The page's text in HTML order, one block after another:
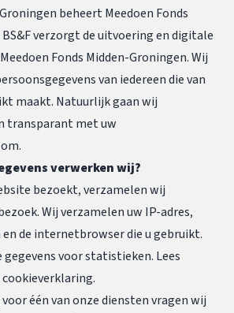
beheert Meedoen Fonds
verzorgt de uitvoering en digitale
Fonds Midden-Groningen. Wij
van iedereen die van
maakt. Natuurlijk gaan wij
transparant met uw
verwerken wij?
bezoekt, verzamelen wij
Wij verzamelen uw IP-adres,
de internetbrowser die u gebruikt.
gegevens voor statistieken. Lees
cookieverklaring.
één van onze diensten vragen wij